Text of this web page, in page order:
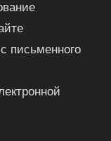
письменного